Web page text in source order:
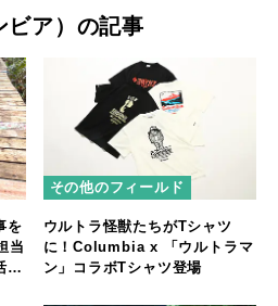
ア）の記事
を
当
動
その他のフィールド
ウルトラ怪獣たちがTシャツ
に！Columbia x 「ウルトラマ
ン」コラボTシャツ登場